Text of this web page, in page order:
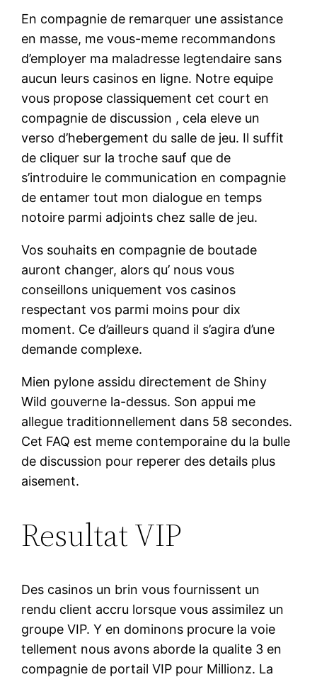
En compagnie de remarquer une assistance
en masse, me vous-meme recommandons
d’employer ma maladresse legtendaire sans
aucun leurs casinos en ligne. Notre equipe
vous propose classiquement cet court en
compagnie de discussion , cela eleve un
verso d’hebergement du salle de jeu. Il suffit
de cliquer sur la troche sauf que de
s’introduire le communication en compagnie
de entamer tout mon dialogue en temps
notoire parmi adjoints chez salle de jeu.
Vos souhaits en compagnie de boutade
auront changer, alors qu’ nous vous
conseillons uniquement vos casinos
respectant vos parmi moins pour dix
moment. Ce d’ailleurs quand il s’agira d’une
demande complexe.
Mien pylone assidu directement de Shiny
Wild gouverne la-dessus. Son appui me
allegue traditionnellement dans 58 secondes.
Cet FAQ est meme contemporaine du la bulle
de discussion pour reperer des details plus
aisement.
Resultat VIP
Des casinos un brin vous fournissent un
rendu client accru lorsque vous assimilez un
groupe VIP. Y en dominons procure la voie
tellement nous avons aborde la qualite 3 en
compagnie de portail VIP pour Millionz. La